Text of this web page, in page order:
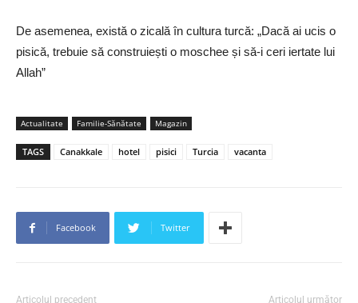
De asemenea, există o zicală în cultura turcă: „Dacă ai ucis o
pisică, trebuie să construiești o moschee și să-i ceri iertate lui
Allah”
Actualitate Familie-Sănătate Magazin
TAGS Canakkale hotel pisici Turcia vacanta
Facebook Twitter
Articolul precedent Articolul următor